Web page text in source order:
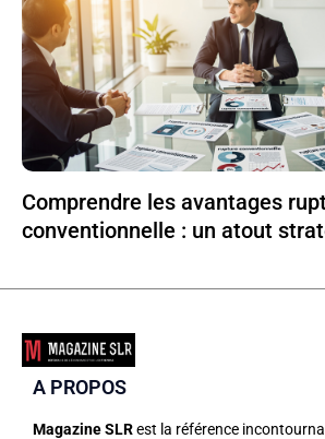
Comprendre les avantages
conventionnelle : un atout
A PROPOS
Magazine SLRest la référence